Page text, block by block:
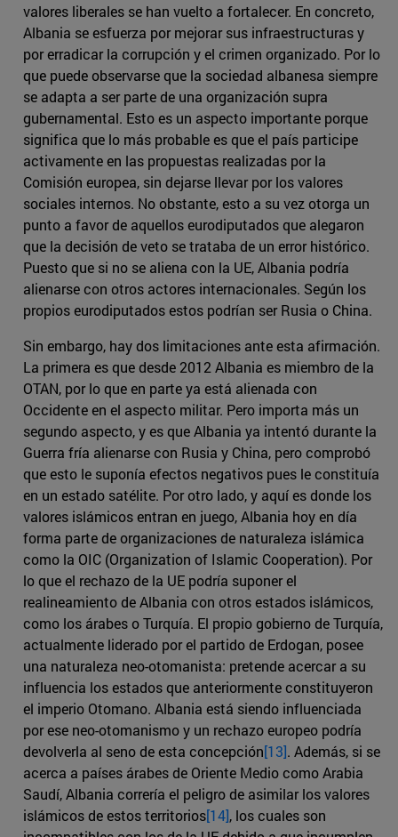
valores liberales se han vuelto a fortalecer. En concreto,
Albania se esfuerza por mejorar sus infraestructuras y
por erradicar la corrupción y el crimen organizado. Por lo
que puede observarse que la sociedad albanesa siempre
se adapta a ser parte de una organización supra
gubernamental. Esto es un aspecto importante porque
significa que lo más probable es que el país participe
activamente en las propuestas realizadas por la
Comisión europea, sin dejarse llevar por los valores
sociales internos. No obstante, esto a su vez otorga un
punto a favor de aquellos eurodiputados que alegaron
que la decisión de veto se trataba de un error histórico.
Puesto que si no se aliena con la UE, Albania podría
alienarse con otros actores internacionales. Según los
propios eurodiputados estos podrían ser Rusia o China.
Sin embargo, hay dos limitaciones ante esta afirmación.
La primera es que desde 2012 Albania es miembro de la
OTAN, por lo que en parte ya está alienada con
Occidente en el aspecto militar. Pero importa más un
segundo aspecto, y es que Albania ya intentó durante la
Guerra fría alienarse con Rusia y China, pero comprobó
que esto le suponía efectos negativos pues le constituía
en un estado satélite. Por otro lado, y aquí es donde los
valores islámicos entran en juego, Albania hoy en día
forma parte de organizaciones de naturaleza islámica
como la OIC (Organization of Islamic Cooperation). Por
lo que el rechazo de la UE podría suponer el
realineamiento de Albania con otros estados islámicos,
como los árabes o Turquía. El propio gobierno de Turquía,
actualmente liderado por el partido de Erdogan, posee
una naturaleza neo-otomanista: pretende acercar a su
influencia los estados que anteriormente constituyeron
el imperio Otomano. Albania está siendo influenciada
por ese neo-otomanismo y un rechazo europeo podría
devolverla al seno de esta concepción[13]. Además, si se
acerca a países árabes de Oriente Medio como Arabia
Saudí, Albania correría el peligro de asimilar los valores
islámicos de estos territorios[14], los cuales son